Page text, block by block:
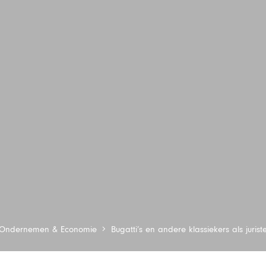
& Economie Bugatti’s en andere klassiekers als